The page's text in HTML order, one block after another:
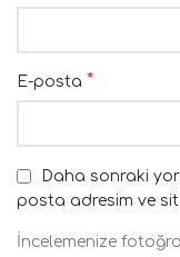
E-posta *
Daha sonraki
posta adresim ve
İncelemenize